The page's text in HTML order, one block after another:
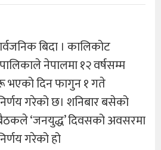
बिदा । कालिकोट
नेपालमा १२ वर्षसम्म
भएको दिन फागुन १ गते
गरेको छ। शनिबार बसेको
‘जनयुद्ध’ दिवसको अवसरमा
गरेको हो